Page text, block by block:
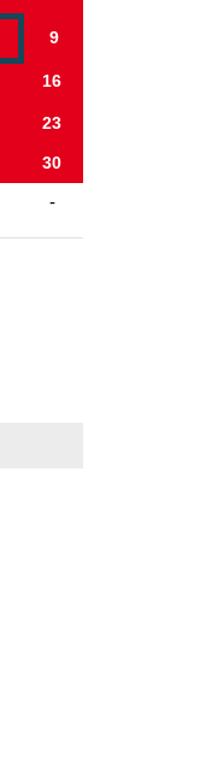
9
16
23
30
-